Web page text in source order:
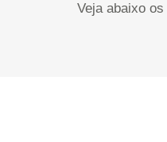
Veja abaixo os